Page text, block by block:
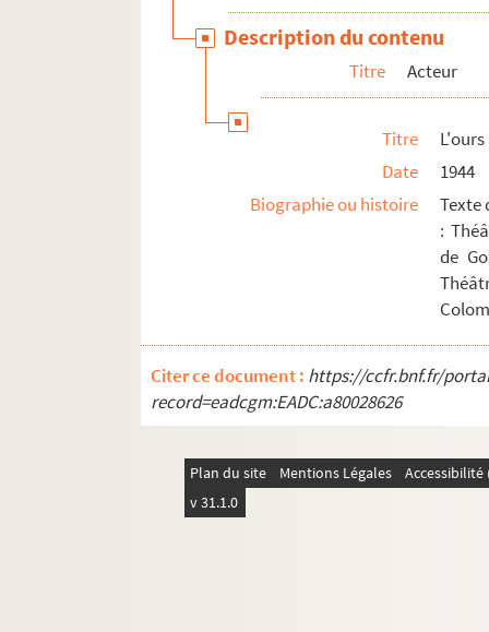
Description du contenu
Titre Acteur
Titre
L'ours
Date
1944
Biographie ou histoire
Texte
:
de
Citer ce document : https://ccfr.bnf.fr/
record=eadcgm:EADC:a80028626
Plan du site Mentions Légales
v 31.1.0